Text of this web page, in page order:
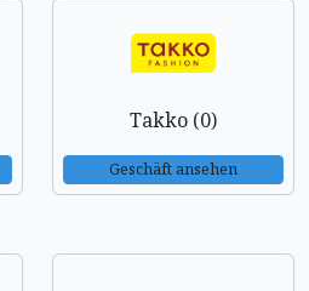
Takko (0)
Geschäft ansehen